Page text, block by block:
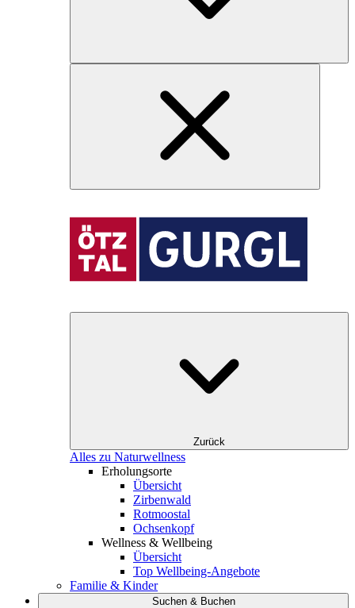
Zurück
Alles zu Naturwellness
Erholungsorte
Übersicht
Zirbenwald
Rotmoostal
Ochsenkopf
Wellness & Wellbeing
Übersicht
Top Wellbeing-Angebote
Familie & Kinder
Suchen & Buchen